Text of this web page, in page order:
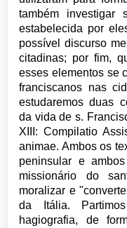
também
estabelecida por
possível discurso
citadinas; por fim,
esses elementos se
franciscanos nas
estudaremos duas
da vida de s.
XIII: Compilatio
animae. Ambos os
peninsular e
missionário do
moralizar e
da Itália.
hagiografia, de